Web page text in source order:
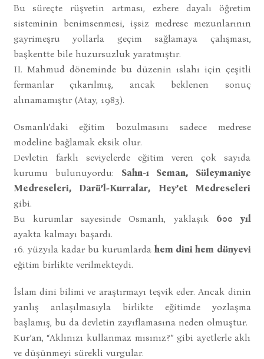
Bu süreçte rüşvetin artması, ezbere dayalı öğretim
sisteminin benimsenmesi, işsiz medrese mezunlarının
gayrimeşru yollarla geçim sağlamaya çalışması,
başkentte bile huzursuzluk yaratmıştır.
II. Mahmud döneminde bu düzenin ıslahı için çeşitli
fermanlar çıkarılmış, ancak beklenen sonuç
alınamamıştır (Atay, 1983).
Osmanlı’daki eğitim bozulmasını sadece medrese
modeline bağlamak eksik olur.
Devletin farklı seviyelerde eğitim veren çok sayıda
kurumu bulunuyordu: Sahn-ı Seman, Süleymaniye
Medreseleri, Darü’l-Kurralar, Hey’et Medreseleri
gibi.
Bu kurumlar sayesinde Osmanlı, yaklaşık 600 yıl
ayakta kalmayı başardı.
16. yüzyıla kadar bu kurumlardahem dini hem dünyevi
eğitim birlikte verilmekteydi.
İslam dini bilimi ve araştırmayı teşvik eder. Ancak dinin
yanlış anlaşılmasıyla birlikte eğitimde yozlaşma
başlamış, bu da devletin zayıflamasına neden olmuştur.
Kur’an, “Aklınızı kullanmaz mısınız?” gibi ayetlerle aklı
ve düşünmeyi sürekli vurgular.